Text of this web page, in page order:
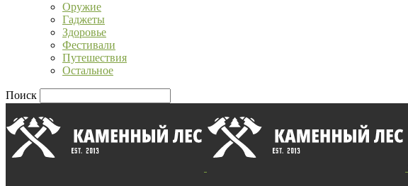
Оружие
Гаджеты
Здоровье
Фестивали
Путешествия
Остальное
Поиск